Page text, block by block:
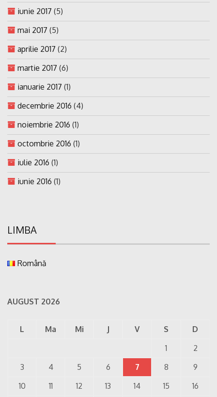
iunie 2017 (5)
mai 2017 (5)
aprilie 2017 (2)
martie 2017 (6)
ianuarie 2017 (1)
decembrie 2016 (4)
noiembrie 2016 (1)
octombrie 2016 (1)
iulie 2016 (1)
iunie 2016 (1)
LIMBA
Română
AUGUST 2026
L Ma Mi J V S
D
1
2
3
4 5 6 7 8
9
10
11 12 13 14 15 16